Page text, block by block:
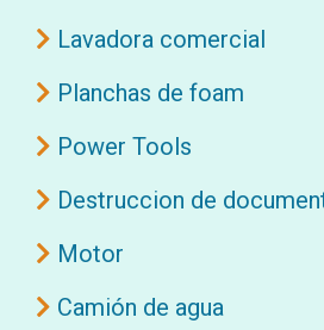
Lavadora comercial
Planchas de foam
Power Tools
Destruccion de
Motor
Camión de agua